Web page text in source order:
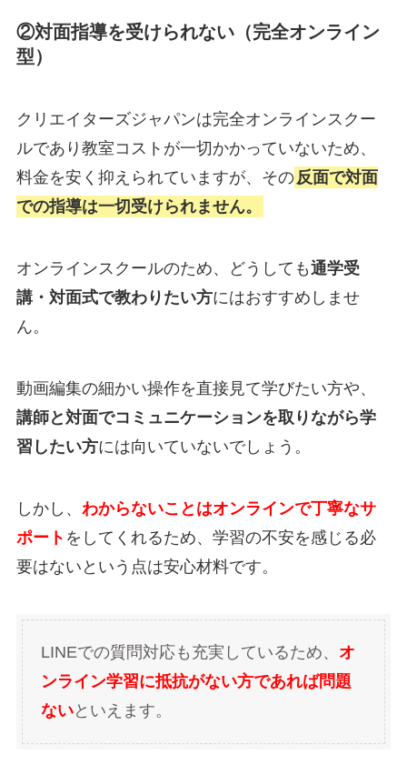
②対面指導を受けられない（完全オンライン
型）
クリエイターズジャパンは完全オンラインスクー
ルであり教室コストが一切かかっていないため、
料金を安く抑えられていますが、その反面で対面
での指導は一切受けられません。
オンラインスクールのため、どうしても通学受
講・対面式で教わりたい方にはおすすめしませ
ん。
動画編集の細かい操作を直接見て学びたい方や、
講師と対面でコミュニケーションを取りながら学
習したい方には向いていないでしょう。
しかし、 わからないことはオンラインで丁寧なサ
ポート をしてくれるため、学習の不安を感じる必
要はないという点は安心材料です。
LINEでの質問対応も充実しているため、 オ
ンライン学習に抵抗がない方であれば問題
ないといえます。